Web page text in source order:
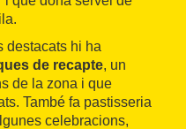
destacats hi ha
de recapte, un
de la zona i que
També fa pastisseria
celebracions,